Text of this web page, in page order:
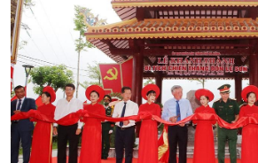
cuộc kháng chiến chống Mỹ cứu